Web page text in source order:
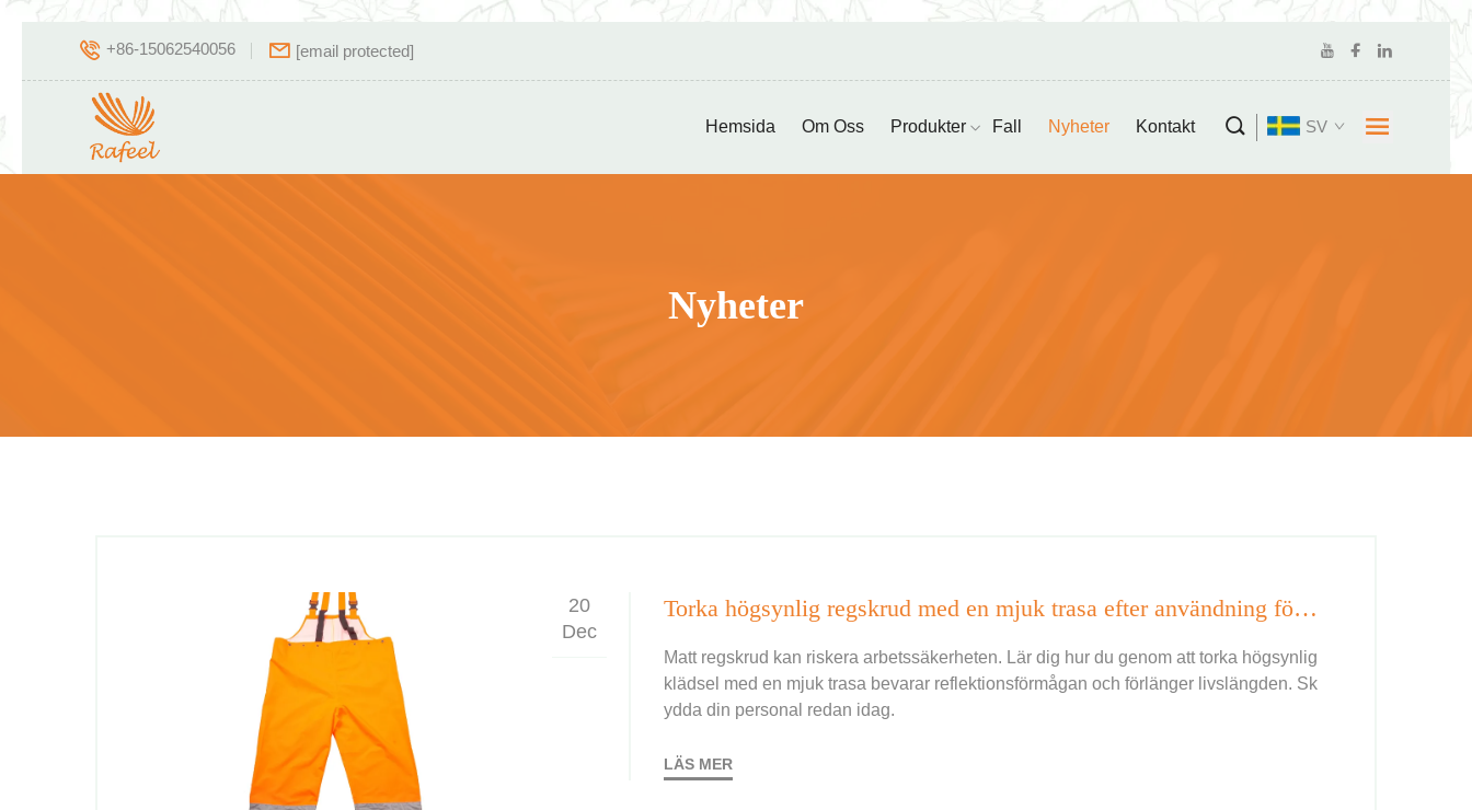
+86-15062540056 [email protected]
Hemsida Om Oss Produkter Fall Nyheter Kontakt SV
Nyheter
20
Dec
Torka högsynlig regskrud med en mjuk trasa efter användning för att behålla dess glans.
Matt regskrud kan riskera arbetssäkerheten. Lär dig hur du genom att torka högsynlig
klädsel med en mjuk trasa bevarar reflektionsförmågan och förlänger livslängden. Sk
ydda din personal redan idag.
LÄS MER